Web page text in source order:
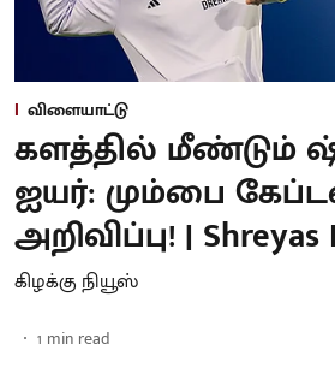
விளையாட்டு
களத்தில் மீண்டும்
ஐயர்: மும்பை
அறிவிப்பு! | Shreyas
கிழக்கு நியூஸ்
1 min read